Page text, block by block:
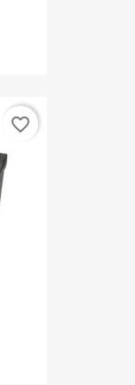
favorite_border